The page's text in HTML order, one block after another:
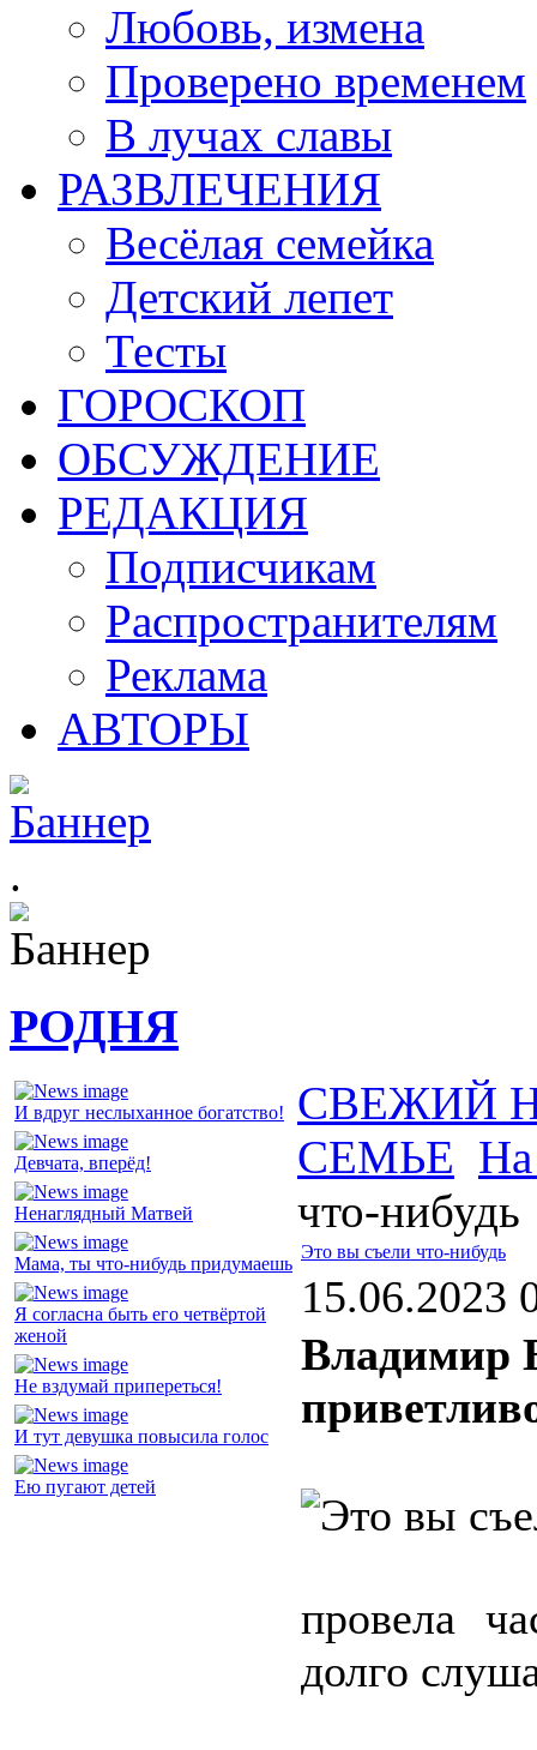
Любовь, измена
Проверено временем
В лучах славы
РАЗВЛЕЧЕНИЯ
Весёлая семейка
Детский лепет
Тесты
ГОРОСКОП
ОБСУЖДЕНИЕ
РЕДАКЦИЯ
Подписчикам
Распространителям
Реклама
АВТОРЫ
.
РОДНЯ
И вдруг неслыханное богатство!
Девчата, вперёд!
Ненаглядный Матвей
Мама, ты что-нибудь придумаешь
Я согласна быть его четвёртой
женой
Не вздумай припереться!
И тут девушка повысила голос
Ею пугают детей
СВЕЖИЙ
СЕМЬЕ На
что-нибудь
Это вы съели что-нибудь
15.06.2023
Владимир
провела
долго